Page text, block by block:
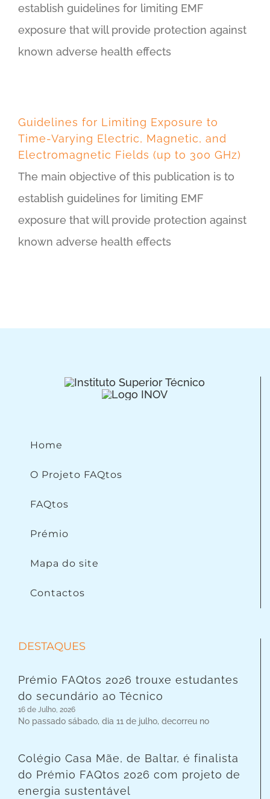
establish guidelines for limiting EMF
exposure that will provide protection against
known adverse health effects
Guidelines for Limiting Exposure to
Time-Varying Electric, Magnetic, and
Electromagnetic Fields (up to 300 GHz)
The main objective of this publication is to
establish guidelines for limiting EMF
exposure that will provide protection against
known adverse health effects
Home
O Projeto FAQtos
FAQtos
Prémio
Mapa do site
Contactos
DESTAQUES
Prémio FAQtos 2026 trouxe estudantes
do secundário ao Técnico
16 de Julho, 2026
No passado sábado, dia 11 de julho, decorreu no
Colégio Casa Mãe, de Baltar, é finalista
do Prémio FAQtos 2026 com projeto de
energia sustentável